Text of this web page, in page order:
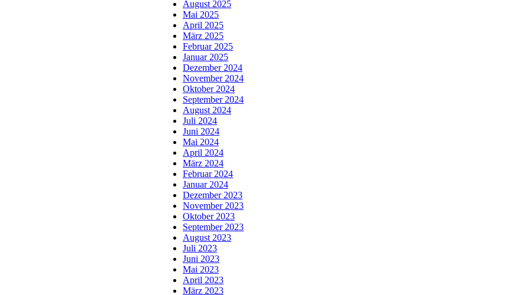
August 2025
Mai 2025
April 2025
März 2025
Februar 2025
Januar 2025
Dezember 2024
November 2024
Oktober 2024
September 2024
August 2024
Juli 2024
Juni 2024
Mai 2024
April 2024
März 2024
Februar 2024
Januar 2024
Dezember 2023
November 2023
Oktober 2023
September 2023
August 2023
Juli 2023
Juni 2023
Mai 2023
April 2023
März 2023